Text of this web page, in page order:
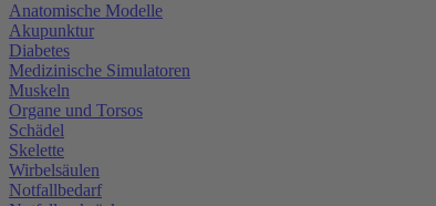
Anatomische Modelle
Akupunktur
Diabetes
Medizinische Simulatoren
Muskeln
Organe und Torsos
Schädel
Skelette
Wirbelsäulen
Notfallbedarf